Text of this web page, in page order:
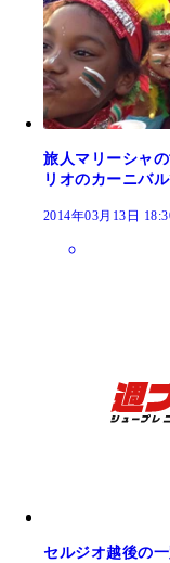
旅人マリーシャ
リオのカーニバ
2014年03月13日
セルジオ越後の